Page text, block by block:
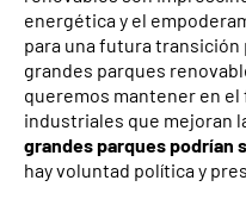
energética y el
para una futura
grandes parques
queremos mantener en
industriales que mejoran
grandes parques podrían
hay voluntad política y